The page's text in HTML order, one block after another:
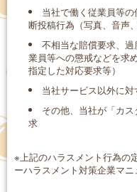
当社で働く従業員等
断投稿行為（写真、音声
不相当な賠償要求、
業員等への懲戒などを求
指定した対応要求等）
当社サービス以外に
その他、当社が「カ
求
※上記のハラスメント行為の
ーハラスメント対策企業マニ